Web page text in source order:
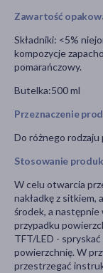
Zawartość
Składniki: <5%
kompozycje
pomarańczowy.
Butelka:500 ml
Przeznaczenie
Do różnego
Stosowanie
W celu otwarcia
nakładkę z sitkiem,
środek, a
przypadku
TFT/LED -
powierzchnię. W
przestrzegać